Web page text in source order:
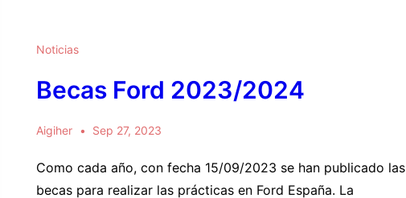
Servicios
Noticias
Becas Ford 2023/2024
Aigiher Sep 27, 2023
Como cada año, con fecha 15/09/2023 se han publicado las
becas para realizar las prácticas en Ford España. La